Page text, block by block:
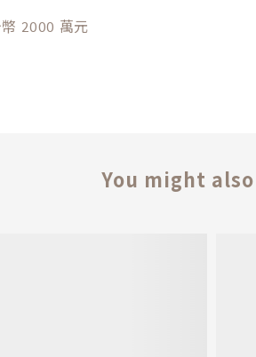
2000 萬元
You might